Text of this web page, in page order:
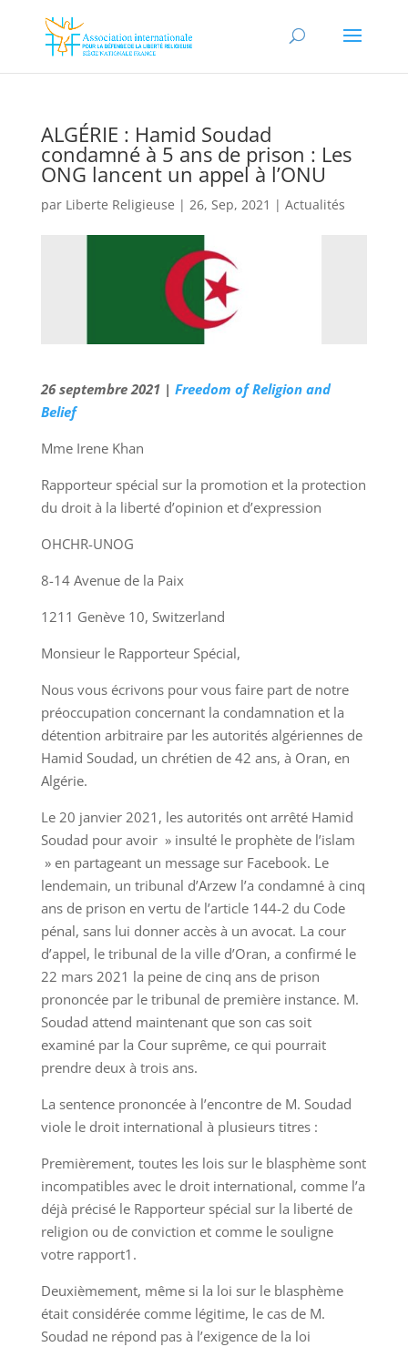
ALGÉRIE : Hamid Soudad
condamné à 5 ans de prison : Les
ONG lancent un appel à l’ONU
par Liberte Religieuse | 26, Sep, 2021 | Actualités
26 septembre 2021 | Freedom of Religion and
Belief
Mme Irene Khan
Rapporteur spécial sur la promotion et la protection
du droit à la liberté d’opinion et d’expression
OHCHR-UNOG
8-14 Avenue de la Paix
1211 Genève 10, Switzerland
Monsieur le Rapporteur Spécial,
Nous vous écrivons pour vous faire part de notre
préoccupation concernant la condamnation et la
détention arbitraire par les autorités algériennes de
Hamid Soudad, un chrétien de 42 ans, à Oran, en
Algérie.
Le 20 janvier 2021, les autorités ont arrêté Hamid
Soudad pour avoir » insulté le prophète de l’islam
» en partageant un message sur Facebook. Le
lendemain, un tribunal d’Arzew l’a condamné à cinq
ans de prison en vertu de l’article 144-2 du Code
pénal, sans lui donner accès à un avocat. La cour
d’appel, le tribunal de la ville d’Oran, a confirmé le
22 mars 2021 la peine de cinq ans de prison
prononcée par le tribunal de première instance. M.
Soudad attend maintenant que son cas soit
examiné par la Cour suprême, ce qui pourrait
prendre deux à trois ans.
La sentence prononcée à l’encontre de M. Soudad
viole le droit international à plusieurs titres :
Premièrement, toutes les lois sur le blasphème sont
incompatibles avec le droit international, comme l’a
déjà précisé le Rapporteur spécial sur la liberté de
religion ou de conviction et comme le souligne
votre rapport1.
Deuxièmement, même si la loi sur le blasphème
était considérée comme légitime, le cas de M.
Soudad ne répond pas à l’exigence de la loi